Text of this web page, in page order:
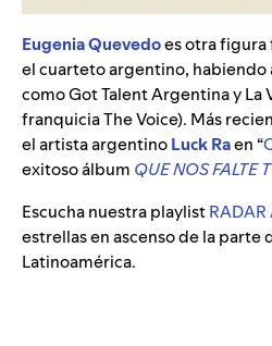
Eugenia Quevedoes otra
el cuarteto argentino,
como Got Talent Argentina y La
franquicia The Voice). Más
el artista argentinoLuck Raen “
exitoso álbum QUE NOS FALTE
Escucha nuestra playlistRADAR
estrellas en ascenso de la parte
Latinoamérica.